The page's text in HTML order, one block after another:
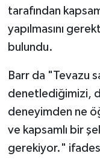
tarafından
yapılmasını
bulundu.
Barr da "Tevazu
denetlediğimizi,
deneyimden ne
ve kapsamlı bir
gerekiyor."